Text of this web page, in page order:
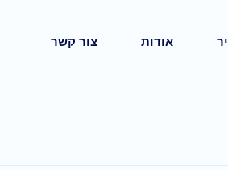
אודות צור קשר